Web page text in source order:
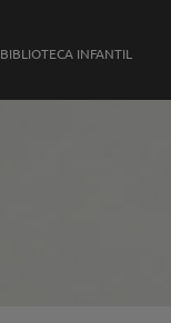
BIBLIOTECA INFANTIL